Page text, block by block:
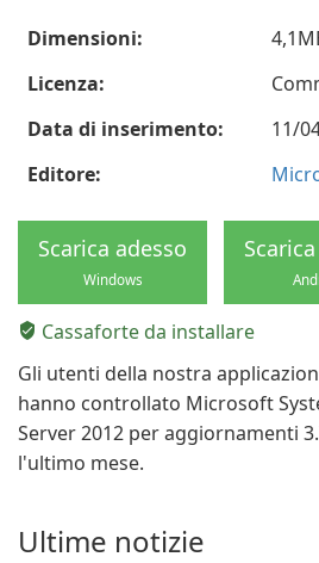
Dimensioni:
Licenza:
Data di inserimento:
11/
Editore:
Scarica adesso
Windows
Cassaforte da installare
Gli utenti della nostra
hanno controllato Microsoft
Server 2012 per aggiornamenti
l'ultimo mese.
Ultime notizie